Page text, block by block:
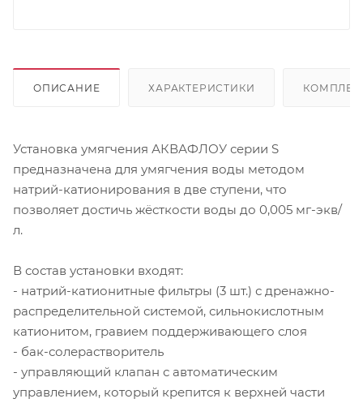
ОПИСАНИЕ ХАРАКТЕРИСТИКИ
Установка умягчения АКВАФЛОУ серии S
предназначена для умягчения воды методом
натрий-катионирования в две ступени, что
позволяет достичь жёсткости воды до 0,005 мг-экв/
л.
В состав установки входят:
- натрий-катионитные фильтры (3 шт.) с дренажно-
распределительной системой, сильнокислотным
катионитом, гравием поддерживающего слоя
- бак-солерастворитель
- управляющий клапан с автоматическим
управлением, который крепится к верхней части